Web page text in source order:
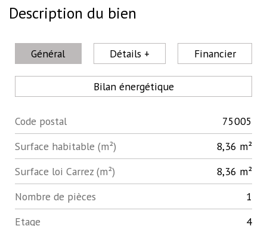
Description du bien
Général Détails + Financier
Bilan énergétique
Label
Code postal
75005
Surface habitable (m²)
8,36 m²
Surface loi Carrez (m²)
8,36 m²
Nombre de pièces
1
Etage
4